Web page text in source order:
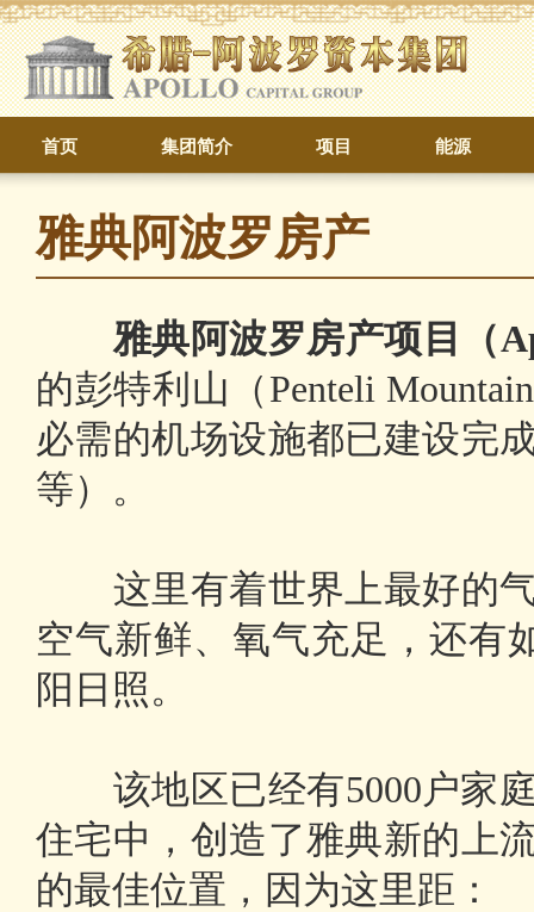
首页 集团简介 项目 能源
雅典阿波罗房产
雅典阿波罗房产项目（
的彭特利山（Penteli
必需的机场设施都已建设完
等）。
这里有着世界上最好的气
空气新鲜、氧气充足，还有
阳日照。
该地区已经有5000户家庭
住宅中，创造了雅典新的上
的最佳位置，因为这里距：